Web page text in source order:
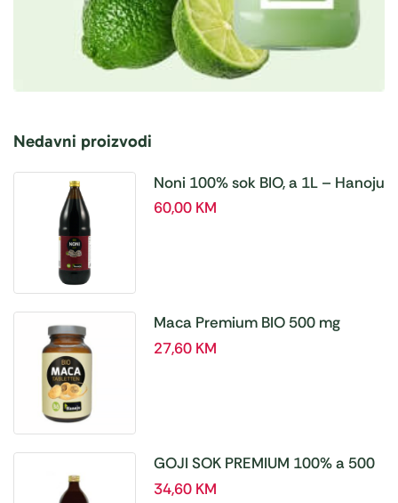
Nedavni proizvodi
Noni 100% sok BIO, a 1L – Hanoju
60,00 KM
Maca Premium BIO 500 mg
tablete, a180 tbl – Hanoju
27,60 KM
GOJI SOK PREMIUM 100% a 500
ml
34,60 KM